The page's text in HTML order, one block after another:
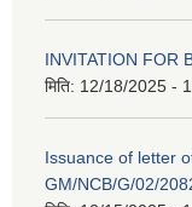
INVITATION FOR
मिति: 12/18/2025 -
Issuance of letter
GM/NCB/G/02/